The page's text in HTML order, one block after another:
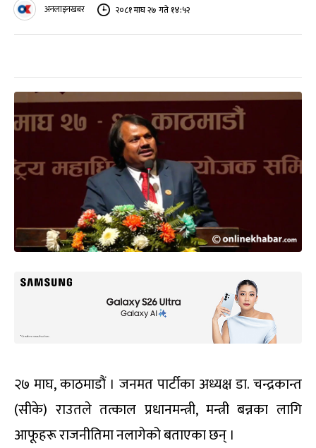
अनलाइनखबर २०८१ माघ २७ गते १४:५२
२७ माघ, काठमाडौं । जनमत पार्टीका अध्यक्ष डा. चन्द्रकान्त
(सीके) राउतले तत्काल प्रधानमन्त्री, मन्त्री बन्नका लागि
आफूहरू राजनीतिमा नलागेको बताएका छन् ।